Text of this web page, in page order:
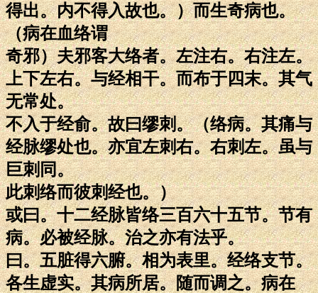
得出。内不得入故也。）而生奇病也。
（病在血络谓
奇邪）夫邪客大络者。左注右。右注左。
上下左右。与经相干。而布于四末。其气
无常处。
不入于经俞。故曰缪刺。（络病。其痛与
经脉缪处也。亦宜左刺右。右刺左。虽与
巨刺同。
此刺络而彼刺经也。）
或曰。十二经脉皆络三百六十五节。节有
病。必被经脉。治之亦有法乎。
曰。五脏得六腑。相为表里。经络支节。
各生虚实。其病所居。随而调之。病在